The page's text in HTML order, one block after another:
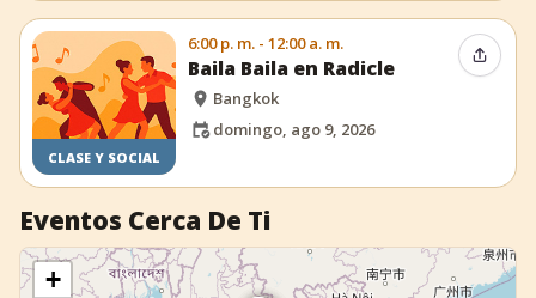
CLASE Y SOCIAL
6:00 p. m. - 12:00 a. m.
Baila Baila en Radicle
Bangkok
domingo, ago 9, 2026
Eventos Cerca De Ti
+